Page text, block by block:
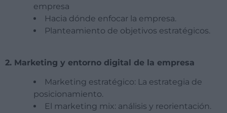
empresa
Hacia dónde enfocar la empresa.
Planteamiento de objetivos estratégicos.
2. Marketing y entorno digital de la empresa
Marketing estratégico: La estrategia de
posicionamiento.
El marketing mix: análisis y reorientación.